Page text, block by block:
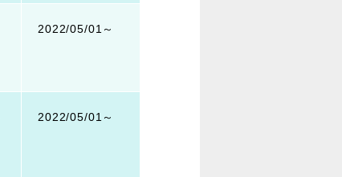
2022/05/01～
2022/05/01～